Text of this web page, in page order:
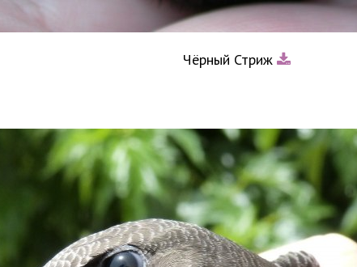
Чёрный Стриж